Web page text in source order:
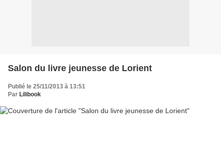
Salon du livre jeunesse de Lorient
Publié le 25/11/2013 à 13:51
Par Lilibook